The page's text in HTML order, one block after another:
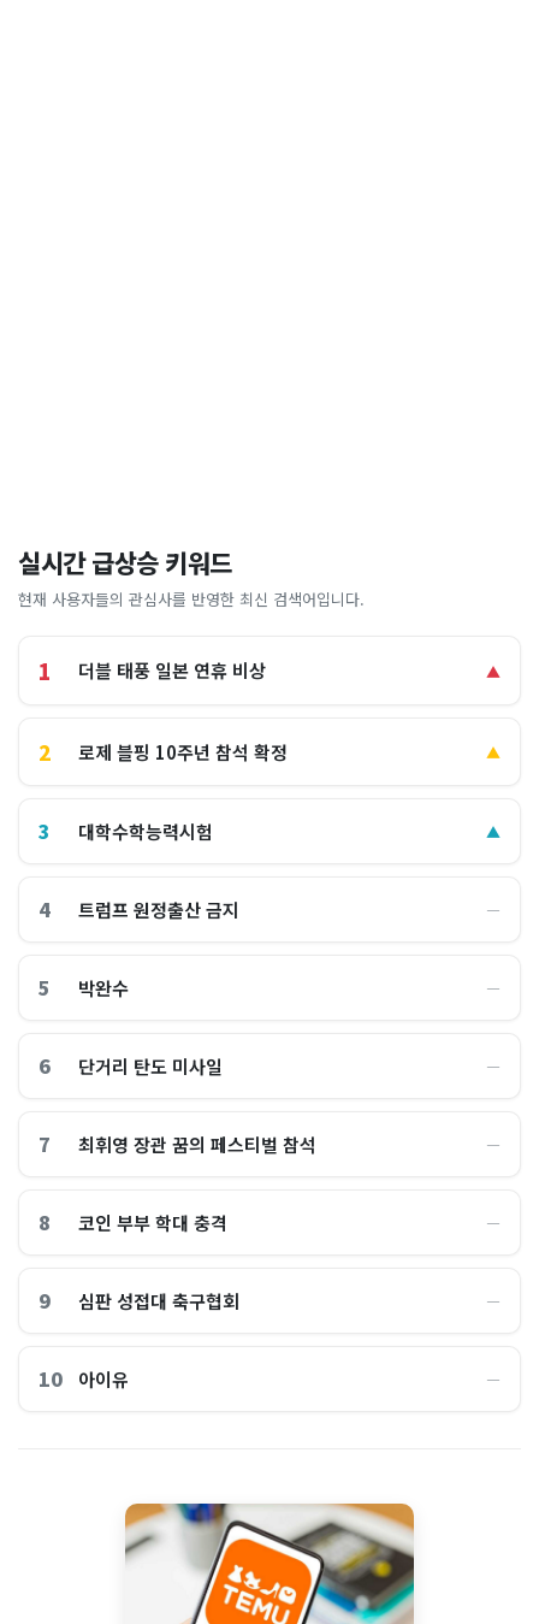
실시간 급상승 키워드
현재 사용자들의 관심사를 반영한 최신 검색어입니다.
1 더블 태풍 일본 연휴 비상 ▲
2 로제 블핑 10주년 참석 확정 ▲
3 대학수학능력시험 ▲
4 트럼프 원정출산 금지 ―
5 박완수 ―
6 단거리 탄도 미사일 ―
7 최휘영 장관 꿈의 페스티벌 참석 ―
8 코인 부부 학대 충격 ―
9 심판 성접대 축구협회 ―
10 아이유 ―